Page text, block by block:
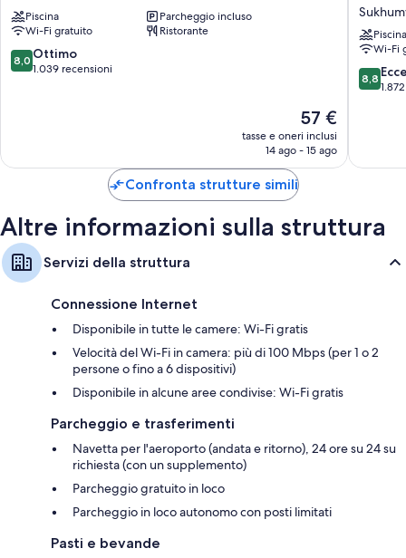
Tutte le 188 camere dispongono di comfort come biancheria da letto di
alta qualità e postazioni laptop, oltre a extra come la climatizzazione e
accappatoi. Le recensioni degli ospiti lodano la pulizia delle camere della
struttura.
Letti aggiuntivi (a pagamento) e culle/letti per bambini (gratuiti)
Smart TV da 45 pollici con canali via cavo
Guardaroba o armadi, frigoriferi e pulizie giornaliere
Sukhumvit
Piscina
Parcheggio incluso
Wi-Fi gratuito
Ristorante
8.0
su
8,0 Ottimo
1.039 recensioni
Il
prezzo
attuale
57 €
tasse e oneri inclusi
14 ago - 15 ago
11
by
Hotels
Piscina
Wi-Fi
8.8
su
8,8
Confronta strutture simili
Altre informazioni sulla struttura
Servizi della struttura
Connessione Internet
Disponibile in tutte le camere: Wi-Fi gratis
Velocità del Wi-Fi in camera: più di 100 Mbps (per 1 o 2
persone o fino a 6 dispositivi)
Disponibile in alcune aree condivise: Wi-Fi gratis
Parcheggio e trasferimenti
Navetta per l'aeroporto (andata e ritorno), 24 ore su 24 su
richiesta (con un supplemento)
Parcheggio gratuito in loco
Parcheggio in loco autonomo con posti limitati
Pasti e bevande